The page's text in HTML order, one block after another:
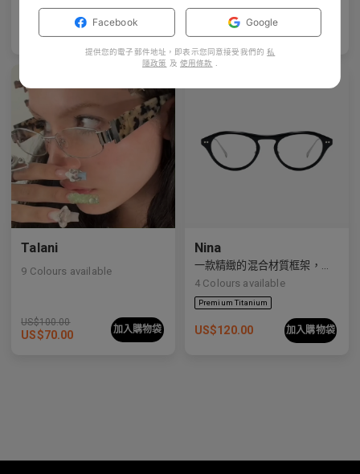
Premium Titanium
100.00 120.00
Talani
9 Colours available
US$100.00
US$70.00 加入購物袋
Nina
4 Colours available
US$120.00 加入購物袋
Facebook Google
提供您的電子郵件地址，即表示您同意接受我們的 私
隱政策 及 使用條款